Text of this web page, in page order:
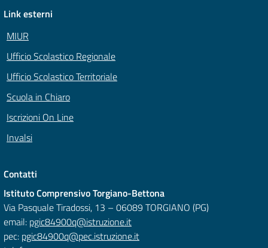
Link esterni
MIUR
Ufficio Scolastico Regionale
Ufficio Scolastico Territoriale
Scuola in Chiaro
Iscrizioni On Line
Invalsi
Contatti
Istituto Comprensivo Torgiano-Bettona
Via Pasquale Tiradossi, 13 – 06089 TORGIANO (PG)
email: pgic84900q@istruzione.it
pec: pgic84900q@pec.istruzione.it